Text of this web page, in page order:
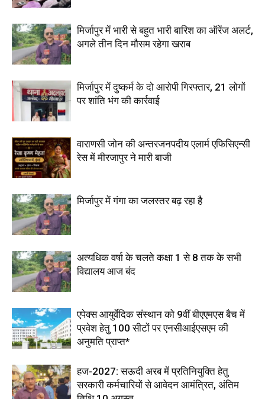
मिर्जापुर में भारी से बहुत भारी बारिश का ऑरेंज अलर्ट,
अगले तीन दिन मौसम रहेगा खराब
मिर्जापुर में दुष्कर्म के दो आरोपी गिरफ्तार, 21 लोगों
पर शांति भंग की कार्रवाई
वाराणसी जोन की अन्तरजनपदीय एलार्म एफिसिएन्सी
रेस में मीरजापुर ने मारी बाजी
मिर्जापुर में गंगा का जलस्तर बढ़ रहा है
अत्यधिक वर्षा के चलते कक्षा 1 से 8 तक के सभी
विद्यालय आज बंद
एपेक्स आयुर्वेदिक संस्थान को 9वीं बीएएमएस बैच में
प्रवेश हेतु 100 सीटों पर एनसीआईएसएम की
अनुमति प्राप्त*
हज-2027: सऊदी अरब में प्रतिनियुक्ति हेतु
सरकारी कर्मचारियों से आवेदन आमंत्रित, अंतिम